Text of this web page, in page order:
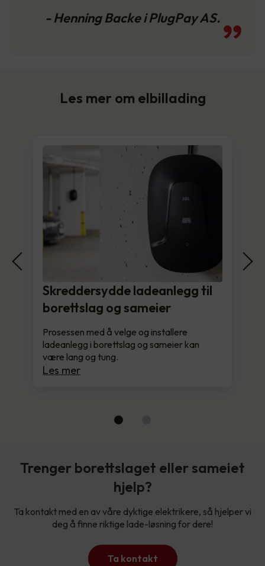
- Henning Backe i PlugPay AS.
Les mer om elbillading
Skreddersydde ladeanlegg til
borettslag og sameier
Prosessen med å velge og installere
ladeanlegg i borettslag og sameier kan
være lang og tung.
Les mer
Trenger borettslaget eller sameiet
hjelp?
Ta kontakt med en av våre dyktige elektrikere, så hjelper vi
deg å finne riktige lade-løsning for dere!
Ta kontakt